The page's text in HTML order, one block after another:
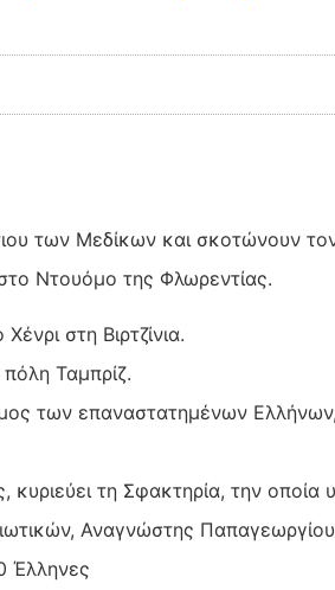
των Μεδίκων και σκοτώνουν
Ντουόμο της Φλωρεντίας.
στη Βιρτζίνια.
Ταμπρίζ.
των επαναστατημένων
τη Σφακτηρία, την οποία
Αναγνώστης
Έλληνες